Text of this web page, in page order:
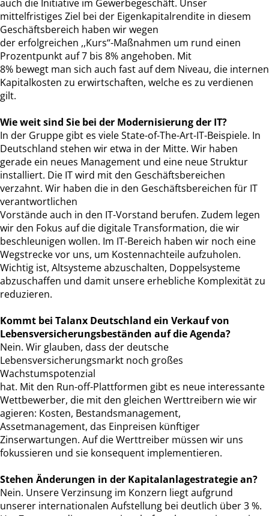
auch die Initiative im Gewerbegeschäft. Unser
mittelfristiges Ziel bei der Eigenkapitalrendite in diesem
Geschäftsbereich haben wir wegen
der erfolgreichen ,,Kurs‘‘-Maßnahmen um rund einen
Prozentpunkt auf 7 bis 8% angehoben. Mit
8% bewegt man sich auch fast auf dem Niveau, die internen
Kapitalkosten zu erwirtschaften, welche es zu verdienen
gilt.
Wie weit sind Sie bei der Modernisierung der IT?
In der Gruppe gibt es viele State-of-The-Art-IT-Beispiele. In
Deutschland stehen wir etwa in der Mitte. Wir haben
gerade ein neues Management und eine neue Struktur
installiert. Die IT wird mit den Geschäftsbereichen
verzahnt. Wir haben die in den Geschäftsbereichen für IT
verantwortlichen
Vorstände auch in den IT-Vorstand berufen. Zudem legen
wir den Fokus auf die digitale Transformation, die wir
beschleunigen wollen. Im IT-Bereich haben wir noch eine
Wegstrecke vor uns, um Kostennachteile aufzuholen.
Wichtig ist, Altsysteme abzuschalten, Doppelsysteme
abzuschaffen und damit unsere erhebliche Komplexität zu
reduzieren.
Kommt bei Talanx Deutschland ein Verkauf von
Lebensversicherungsbeständen auf die Agenda?
Nein. Wir glauben, dass der deutsche
Lebensversicherungsmarkt noch großes
Wachstumspotenzial
hat. Mit den Run-off-Plattformen gibt es neue interessante
Wettbewerber, die mit den gleichen Werttreibern wie wir
agieren: Kosten, Bestandsmanagement,
Assetmanagement, das Einpreisen künftiger
Zinserwartungen. Auf die Werttreiber müssen wir uns
fokussieren und sie konsequent implementieren.
Stehen Änderungen in der Kapitalanlagestrategie an?
Nein. Unsere Verzinsung im Konzern liegt aufgrund
unserer internationalen Aufstellung bei deutlich über 3 %.